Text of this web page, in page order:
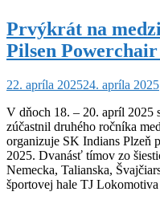
Prvýkrát na
Pilsen
22. apríla 202524. apríla 2025
V dňoch 18. – 20. apríl 2025
zúčastnil druhého ročníka
organizuje SK Indians Plzeň
2025. Dvanásť tímov zo
Nemecka, Talianska,
športovej hale TJ